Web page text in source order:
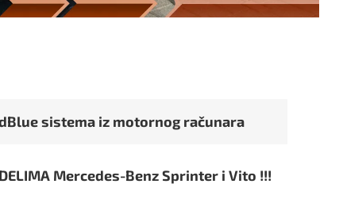
sistema iz motornog računara
Mercedes-Benz Sprinter i Vito !!!